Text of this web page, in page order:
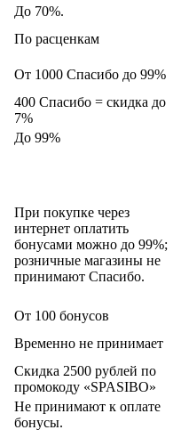
До 70%.
По расценкам
От 1000 Спасибо до 99%
400 Спасибо = скидка до
7%
До 99%
При покупке через
интернет оплатить
бонусами можно до 99%;
розничные магазины не
принимают Спасибо.
От 100 бонусов
Временно не принимает
Скидка 2500 рублей по
промокоду «SPASIBO»
Не принимают к оплате
бонусы.